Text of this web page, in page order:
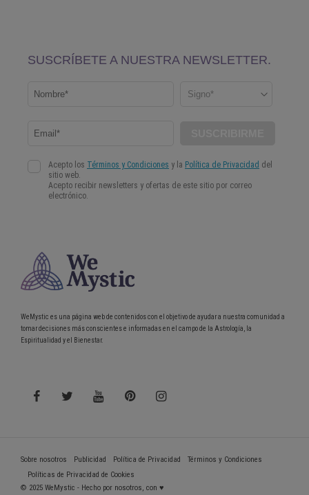
WeMystic es una página web de contenidos con el objetivo de ayudar a nuestra comunidad a
tomar decisiones más conscientes e informadas en el campo de la Astrología, la
Espiritualidad y el Bienestar.
Sobre nosotros Publicidad Política de Privacidad
Términos y Condiciones
Políticas de Privacidad de Cookies
© 2025 WeMystic - Hecho por nosotros, con ♥